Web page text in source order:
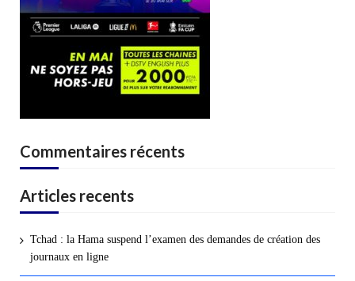
Commentaires récents
Articles recents
Tchad : la Hama suspend l’examen des demandes de création des
journaux en ligne